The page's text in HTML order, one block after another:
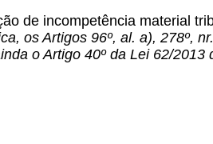
de incompetência material
os Artigos 96º, al. a), 278º,
o Artigo 40º da Lei 62/2013